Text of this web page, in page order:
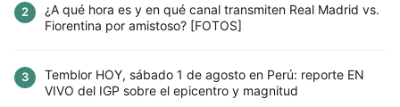
2
¿A qué hora es y en qué canal transmiten Real Madrid vs.
Fiorentina por amistoso? [FOTOS]
3
Temblor HOY, sábado 1 de agosto en Perú: reporte EN
VIVO del IGP sobre el epicentro y magnitud